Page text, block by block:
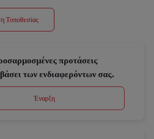
Τοποθεσίας
προτάσεις
των ενδιαφερόντων σας.
Έναρξη